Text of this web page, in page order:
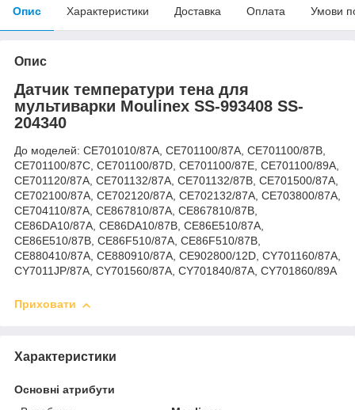
Опис Характеристики Доставка Оплата Умови
Опис
Датчик температури тена для
мультиварки Moulinex SS-993408 SS-
204340
До моделей: CE701010/87A, CE701100/87A, CE701100/87B,
CE701100/87C, CE701100/87D, CE701100/87E, CE701100/89A,
CE701120/87A, CE701132/87A, CE701132/87B, CE701500/87A,
CE702100/87A, CE702120/87A, CE702132/87A, CE703800/87A,
CE704110/87A, CE867810/87A, CE867810/87B,
CE86DA10/87A, CE86DA10/87B, CE86E510/87A,
CE86E510/87B, CE86F510/87A, CE86F510/87B,
CE880410/87A, CE880910/87A, CE902800/12D, CY701160/87A,
CY7011JP/87A, CY701560/87A, CY701840/87A, CY701860/89A
Приховати
Характеристики
Основні атрибути